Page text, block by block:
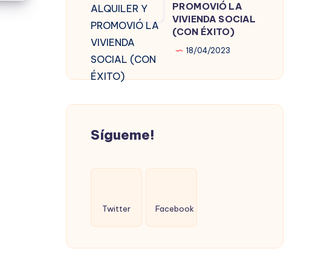
EL
ALQUILER
Y
PROMOVIÓ
LA
(CON
ÉXITO)
PROMOVIÓ LA
VIVIENDA SOCIAL
(CON ÉXITO)
18/04/2023
Sígueme!
Twitter Facebook